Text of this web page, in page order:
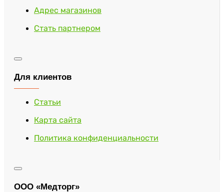
Адрес магазинов
Стать партнером
Для клиентов
Статьи
Карта сайта
Политика конфиденциальности
ООО «Медторг»